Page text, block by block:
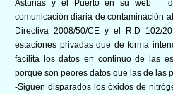
Asturias y el Puerto en su web
comunicación diaria de contaminación
Directiva 2008/50/CE y el R.D 102/
estaciones privadas que de forma
facilita los datos en continuo de las
porque son peores datos que las de las
-Siguen disparados los óxidos de